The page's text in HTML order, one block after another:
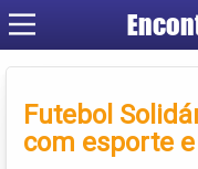
Futebol
com esporte